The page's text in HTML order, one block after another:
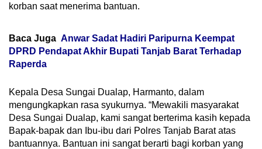
korban saat menerima bantuan.
Baca Juga Anwar Sadat Hadiri Paripurna Keempat
DPRD Pendapat Akhir Bupati Tanjab Barat Terhadap
Raperda
Kepala Desa Sungai Dualap, Harmanto, dalam
mengungkapkan rasa syukurnya. “Mewakili masyarakat
Desa Sungai Dualap, kami sangat berterima kasih kepada
Bapak-bapak dan Ibu-ibu dari Polres Tanjab Barat atas
bantuannya. Bantuan ini sangat berarti bagi korban yang